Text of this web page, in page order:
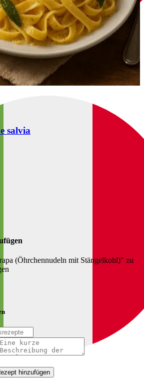
salvia
(Öhrchennudeln mit Stängelkohl)" zu
hinzufügen